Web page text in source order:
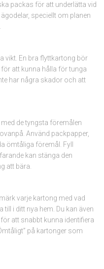
packas för att underlätta vid
speciellt om planen
vikt. En bra flyttkartong bör
att kunna hålla för tunga
har några skador och att
de tyngsta föremålen
Använd packpapper,
ömtåliga föremål. Fyll
kan stänga den
att bära.
varje kartong med vad
till i ditt nya hem. Du kan även
att snabbt kunna identifiera
på kartonger som